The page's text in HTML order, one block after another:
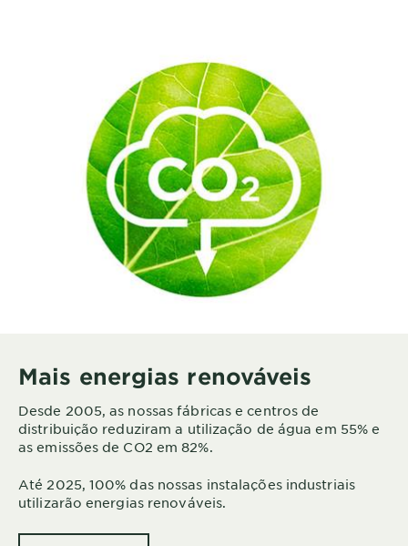
Mais energias renováveis
Desde 2005, as nossas fábricas e centros de
distribuição reduziram a utilização de água em 55% e
as emissões de CO2 em 82%.
Até 2025, 100% das nossas instalações industriais
utilizarão energias renováveis.